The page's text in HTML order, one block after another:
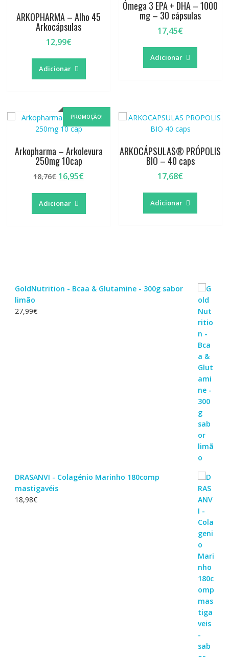
ARKOPHARMA – Alho 45
Arkocápsulas
12,99€
Adicionar
Ómega 3 EPA + DHA – 1000
mg – 30 cápsulas
17,45€
Adicionar
PROMOÇÃO!
Arkopharma – Arkolevura
250mg 10cap
18,76€ O
original
era:
16,95€O
Adicionar
ARKOCÁPSULAS® PRÓPOLIS
BIO – 40 caps
17,68€
Adicionar
GoldNutrition - Bcaa & Glutamine - 300g sabor
limão
27,99€
DRASANVI - Colagénio Marinho 180comp
mastigavéis
18,98€